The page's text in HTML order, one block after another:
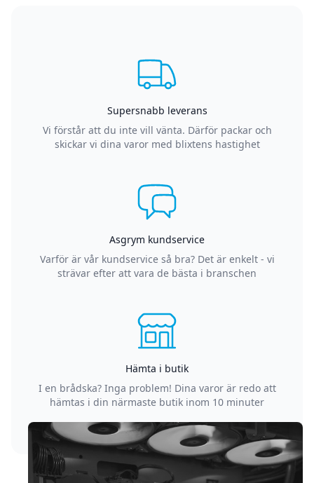
Supersnabb leverans
Vi förstår att du inte vill vänta. Därför packar och
skickar vi dina varor med blixtens hastighet
Asgrym kundservice
Varför är vår kundservice så bra? Det är enkelt - vi
strävar efter att vara de bästa i branschen
Hämta i butik
I en brådska? Inga problem! Dina varor är redo att
hämtas i din närmaste butik inom 10 minuter